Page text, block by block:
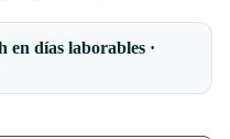
en días laborables ·